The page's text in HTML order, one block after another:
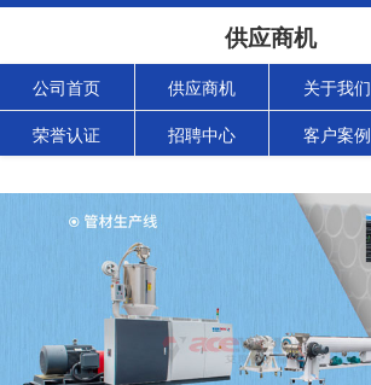
供应商机
公司首页 供应商机 关于我们
荣誉认证 招聘中心 客户案例